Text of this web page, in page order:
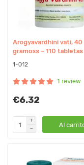
Arogyavardhini vati, 40
gramoss ~ 110 tabletas
1-012
1 review
€6.32
Al